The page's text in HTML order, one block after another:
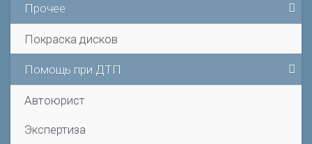
Прочее
Покраска дисков
Помощь при ДТП
Автоюрист
Экспертиза